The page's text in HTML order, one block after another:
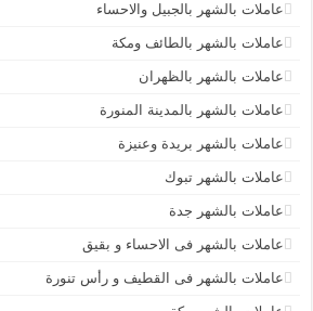
عاملات بالشهر بالجبيل والاحساء
عاملات بالشهر بالطائف ومكة
عاملات بالشهر بالظهران
عاملات بالشهر بالمدينة المنورة
عاملات بالشهر بريدة وعنيزة
عاملات بالشهر تبوك
عاملات بالشهر جدة
عاملات بالشهر فى الاحساء و بقيق
عاملات بالشهر فى القطيف و رأس تنورة